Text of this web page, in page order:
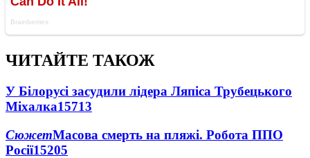
ЧИТАЙТЕ ТАКОЖ
У Білорусі засудили лідера Ляпіса Трубецького
Міхалка15713
СюжетМасова смерть на пляжі. Робота ППО
Росії15205